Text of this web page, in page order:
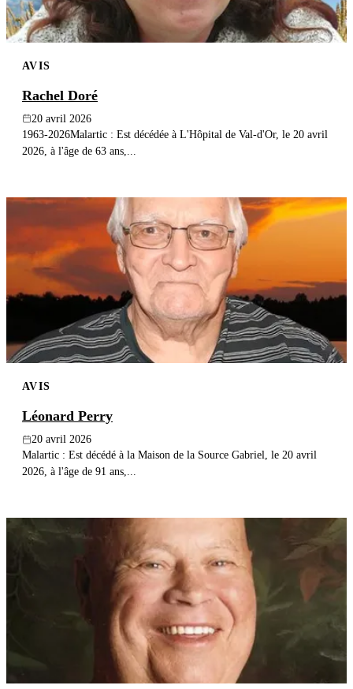
AVIS
Rachel Doré
20 avril 2026
1963-2026Malartic : Est décédée à L'Hôpital de Val-d'Or, le 20 avril
2026, à l'âge de 63 ans,...
AVIS
Léonard Perry
20 avril 2026
Malartic : Est décédé à la Maison de la Source Gabriel, le 20 avril
2026, à l'âge de 91 ans,...